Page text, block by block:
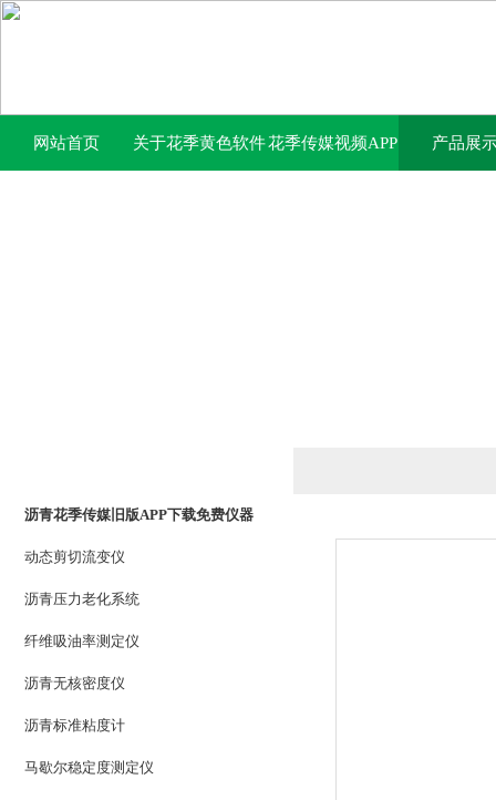
网站首页 关于花季黄色软件花季传媒视频APP 产品展
沥青花季传媒旧版APP下载免费仪器
动态剪切流变仪
沥青压力老化系统
纤维吸油率测定仪
沥青无核密度仪
沥青标准粘度计
马歇尔稳定度测定仪